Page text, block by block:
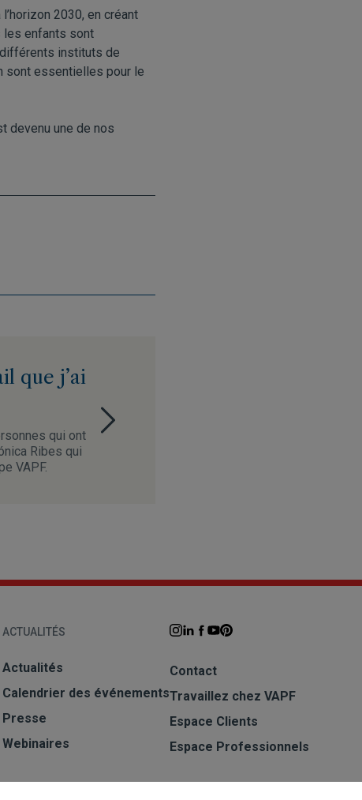
2030, en créant
les enfants sont
instituts de
sont essentielles pour le
devenu une de nos
que j’ai
qui ont
Ribes qui
VAPF.
ACTUALITÉS
Actualités
Calendrier des événements
Presse
Webinaires
Contact
Travaillez chez VAPF
Espace Clients
Espace Professionnels